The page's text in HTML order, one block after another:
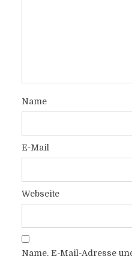
Name
E-Mail
Webseite
Name, E-Mail-Adresse